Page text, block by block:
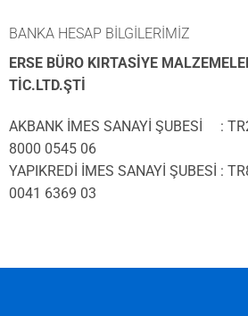
BANKA HESAP BİLGİLERİMİZ
ERSE BÜRO KIRTASİYE
TİC.LTD.ŞTİ
AKBANK İMES SANAYİ ŞUBESİ :
8000 0545 06
YAPIKREDİ İMES SANAYİ ŞUBESİ :
0041 6369 03